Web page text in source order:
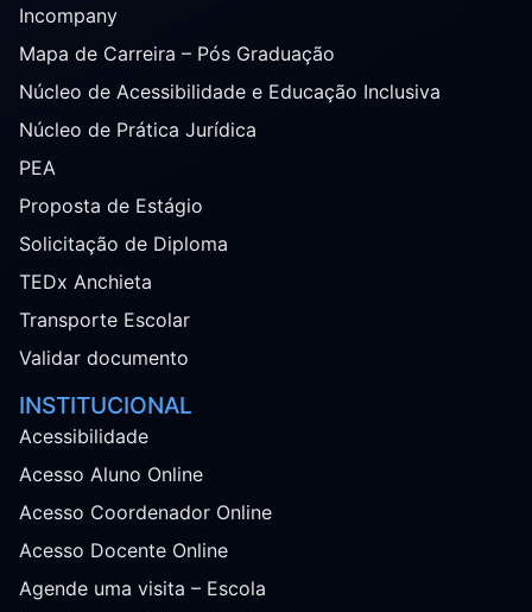
Incompany
Mapa de Carreira – Pós Graduação
Núcleo de Acessibilidade e Educação Inclusiva
Núcleo de Prática Jurídica
PEA
Proposta de Estágio
Solicitação de Diploma
TEDx Anchieta
Transporte Escolar
Validar documento
INSTITUCIONAL
Acessibilidade
Acesso Aluno Online
Acesso Coordenador Online
Acesso Docente Online
Agende uma visita – Escola